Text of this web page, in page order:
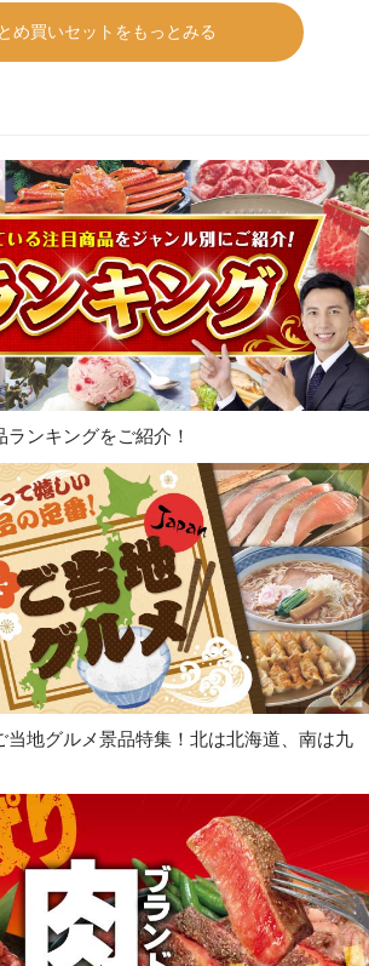
め買いセットをもっとみる
ンキングをご紹介！
当地グルメ景品特集！北は北海道、南は九